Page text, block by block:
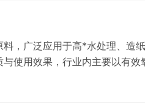
，广泛应用于高*水处理、造
使用效果，行业内主要以有